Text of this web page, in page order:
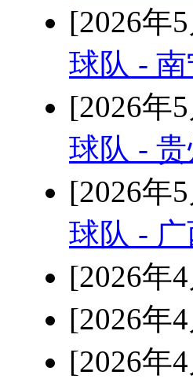
[2026年
球队 -
[2026年
球队 -
[2026年
球队 -
[2026年
[2026年
[2026年